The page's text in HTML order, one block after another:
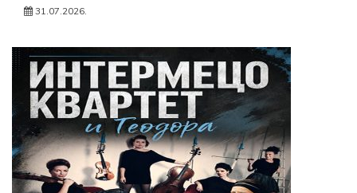
31.07.2026.